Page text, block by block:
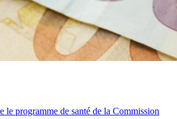
le programme de santé de la Commission